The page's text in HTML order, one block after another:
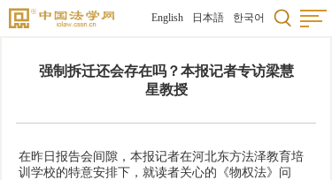
English 日本語 한국어
强制拆迁还会存在吗？本报记者专访梁慧
星教授
在昨日报告会间隙，本报记者在河北东方法泽教育培
训学校的特意安排下，就读者关心的《物权法》问